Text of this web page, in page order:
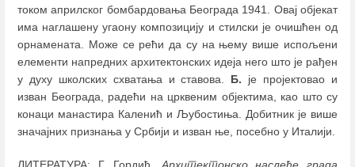
током априлског бомбардовања Београда 1941. Овај објекат
има наглашену угаону композицију и стилски је очишћен од
орнамената. Може се рећи да су на њему више испољени
елементи напредних архитектонских идеја него што је рађен
у духу школских схватања и ставова. Б. је пројектовао и
изван Београда, радећи на црквеним објектима, као што су
конаци манастира Каленић и Љубостиња. Добитник је више
значајних признања у Србији и изван ње, посебно у Италији.
ЛИТЕРАТУРА: Г. Гордић, Архитектонско наслеђе града